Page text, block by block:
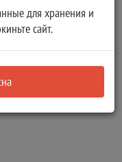
для хранения и
сайт.